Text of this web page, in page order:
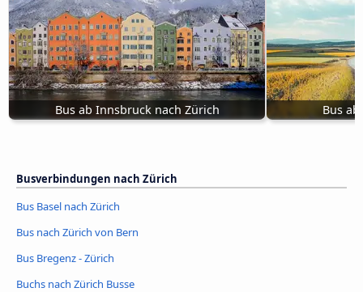
Bus ab Innsbruck nach Zürich Bus
Busverbindungen nach Zürich
Bus Basel nach Zürich
Bus nach Zürich von Bern
Bus Bregenz - Zürich
Buchs nach Zürich Busse